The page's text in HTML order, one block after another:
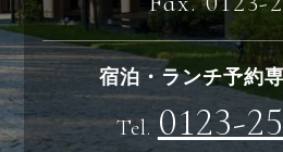
宿泊・ランチ予約
Tel. 0123-